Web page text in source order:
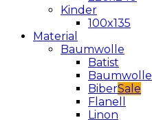
Kinder
100x135
Material
Baumwolle
Batist
Baumwolle
Biber
Flanell
Linon